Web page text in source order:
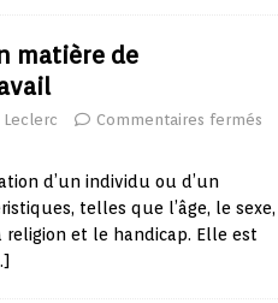
matière de
Commentaires fermés
d’un individu ou d’un
telles que l’âge, le sexe,
religion et le handicap. Elle est